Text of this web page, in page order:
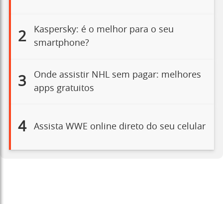
2
Kaspersky: é o melhor para o seu
smartphone?
3
Onde assistir NHL sem pagar: melhores
apps gratuitos
4 Assista WWE online direto do seu celular